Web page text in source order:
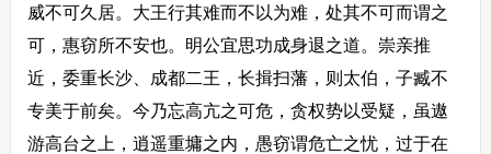
威不可久居。大王行其难而不以为难，处其不可而谓之
可，惠窃所不安也。明公宜思功成身退之道。崇亲推
近，委重长沙、成都二王，长揖扫藩，则太伯，子臧不
专美于前矣。今乃忘高亢之可危，贪权势以受疑，虽遨
游高台之上，逍遥重墉之内，愚窃谓危亡之忧，过于在